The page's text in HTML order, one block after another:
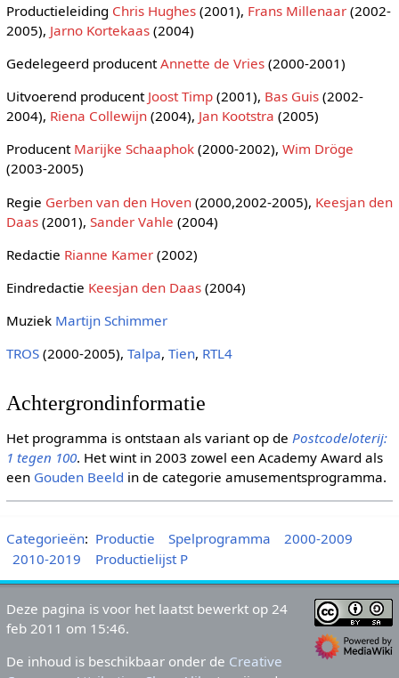
Productieleiding Chris Hughes(2001), Frans Millenaar(2002-
2005), Jarno Kortekaas(2004)
Gedelegeerd producentAnnette de Vries(2000-2001)
Uitvoerend producent Joost Timp(2001), Bas Guis(2002-
2004), Riena Collewijn(2004), Jan Kootstra (2005)
Producent Marijke Schaaphok(2000-2002), Wim Dröge
(2003-2005)
Regie Gerben van den Hoven(2000,2002-2005), Keesjan den
Daas(2001), Sander Vahle (2004)
Redactie Rianne Kamer(2002)
Eindredactie Keesjan den Daas(2004)
Muziek Martijn Schimmer
TROS(2000-2005), Talpa, Tien, RTL4
Achtergrondinformatie
Het programma is ontstaan als variant op de Postcodeloterij:
1 tegen 100. Het wint in 2003 zowel een Academy Award als
een Gouden Beeld in de categorie amusementsprogramma.
Categorieën: Productie Spelprogramma
2000-2009
2010-2019
Productielijst P
Deze pagina is voor het laatst bewerkt op 24
feb 2011 om 15:46.
De inhoud is beschikbaar onder de Creative